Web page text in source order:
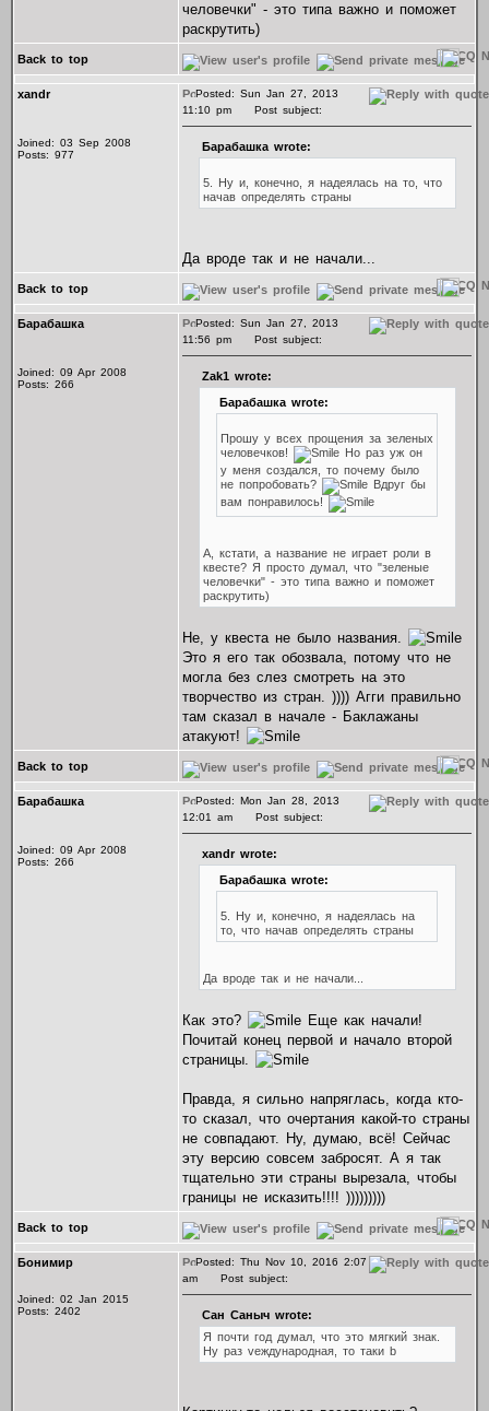
человечки" - это типа важно и поможет
раскрутить)
Back to top
xandr
Joined: 03 Sep 2008
Posts: 977
Posted: Sun Jan 27, 2013
11:10 pm
Post subject:
Барабашка wrote:
5. Ну и, конечно, я надеялась на то, что
начав определять страны
Да вроде так и не начали...
Back to top
Барабашка
Joined: 09 Apr 2008
Posts: 266
Posted: Sun Jan 27, 2013
11:56 pm
Post subject:
Zak1 wrote:
Барабашка wrote:
Прошу у всех прощения за зеленых
человечков!
Но раз уж он
у меня создался, то почему было
не попробовать?
Вдруг бы
вам понравилось!
А, кстати, а название не играет роли в
квесте? Я просто думал, что "зеленые
человечки" - это типа важно и поможет
раскрутить)
Не, у квеста не было названия.
Это я его так обозвала, потому что не
могла без слез смотреть на это
творчество из стран. )))) Агги правильно
там сказал в начале - Баклажаны
атакуют!
Back to top
Барабашка
Joined: 09 Apr 2008
Posts: 266
Posted: Mon Jan 28, 2013
12:01 am
Post subject:
xandr wrote:
Барабашка wrote:
5. Ну и, конечно, я надеялась на
то, что начав определять страны
Да вроде так и не начали...
Как это?
Еще как начали!
Почитай конец первой и начало второй
страницы.
Правда, я сильно напряглась, когда кто-
то сказал, что очертания какой-то страны
не совпадают. Ну, думаю, всё! Сейчас
эту версию совсем забросят. А я так
тщательно эти страны вырезала, чтобы
границы не исказить!!!! )))))))))
Back to top
Бонимир
Joined: 02 Jan 2015
Posts: 2402
Posted: Thu Nov 10, 2016 2:07
am
Post subject:
Сан Саныч wrote:
Я почти год думал, что это мягкий знак.
Ну раз vеждународная, то таки b